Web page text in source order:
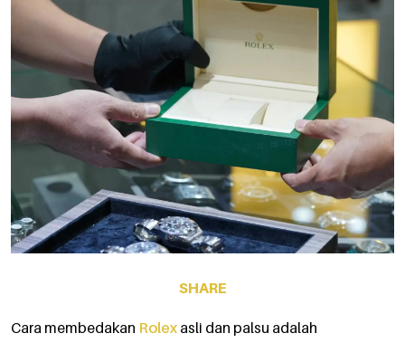
SHARE
Cara membedakan Rolex asli dan palsu adalah